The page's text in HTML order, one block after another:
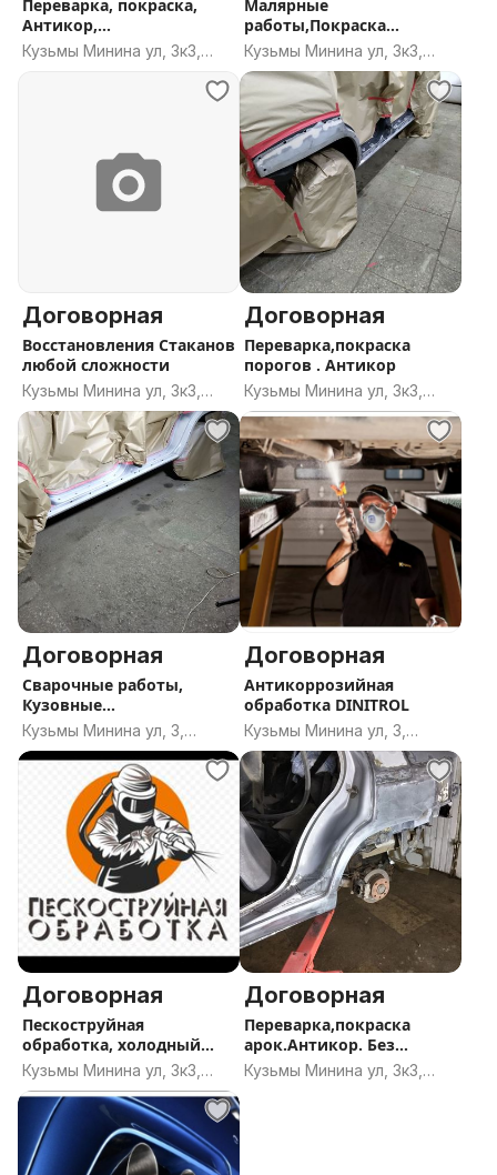
Переварка, покраска,
Антикор,
микроавтобусов Любой
Кузьмы Минина ул, 3к3,
Малярные
работы,Покраска
авто,Антикор.
Кузьмы Минина ул, 3к3,
Минск
Договорная
Восстановления Стаканов
любой сложности
Кузьмы Минина ул, 3к3,
Минск
Договорная
Переварка,покраска
порогов . Антикор
Кузьмы Минина ул, 3к3,
Минск
Договорная
Сварочные работы,
Кузовные
работы.Антикор. Без вых
Кузьмы Минина ул, 3,
Минск
Договорная
Антикоррозийная
обработка DINITROL
Кузьмы Минина ул, 3,
Минск
Договорная
Пескоструйная
обработка, холодный
цинк, антикорозийная
обработка.
Кузьмы Минина ул, 3к3,
Минск
Договорная
Переварка,покраска
арок.Антикор. Без
выходных
Кузьмы Минина ул, 3к3,